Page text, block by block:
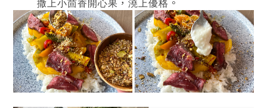
撒上小茴香開心果 澆上優格